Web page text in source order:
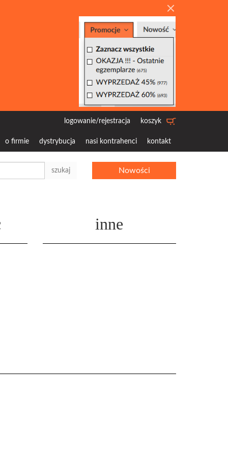
koszyk
logowanie/rejestracja
o firmie dystrybucja nasi kontrahenci kontakt
szukaj Nowości
inne